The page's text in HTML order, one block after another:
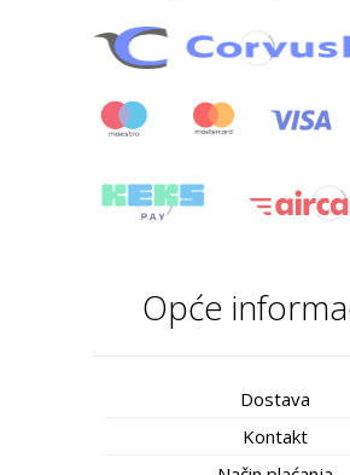
Opće
Dostava
Kontakt